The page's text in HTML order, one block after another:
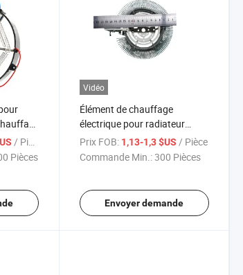
les/ Pièce
Pièces
Vidéo
Élément de chauffage
électrique pour radiateur
soufflant Ocr25al5 Chauffage
en mica à fil rond
Prix FOB: 1,13-1,3 $US / Pièce
Commande Min.:300 Pièces
Envoyer demande